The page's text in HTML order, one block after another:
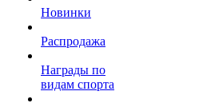
Новинки
Распродажа
Награды по
видам спорта